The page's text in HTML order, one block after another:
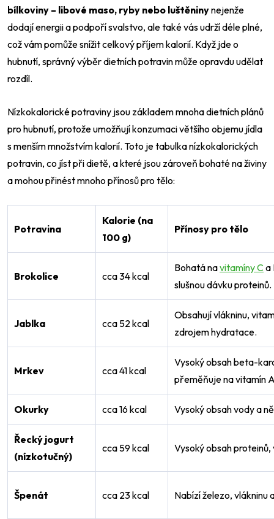
bílkoviny – libové maso, ryby nebo luštěninynejenže
dodají energii a podpoří svalstvo, ale také vás udrží déle plné,
což vám pomůže snížit celkový příjem kalorií. Když jde o
hubnutí, správný výběr dietních potravin může opravdu udělat
rozdíl.
Nízkokalorické potraviny jsou základem mnoha dietních plánů
pro hubnutí, protože umožňují konzumaci většího objemu jídla
s menším množstvím kalorií. Toto je tabulka nízkokalorických
potravin, co jíst při dietě, a které jsou zároveň bohaté na živiny
a mohou přinést mnoho přínosů pro tělo:
Potravina
Kalorie (na
100 g)
Přínosy pro tělo
Brokolice cca 34 kcal
Bohatá navitamíny C a
slušnou dávku proteinů.
Jablka cca 52 kcal
Obsahují vlákninu,
zdrojem hydratace.
Mrkev cca 41 kcal
Vysoký obsah beta-
přeměňuje na vitamín
Okurky cca 16 kcal Vysoký obsah vody a
Řecký jogurt
(nízkotučný)
cca 59 kcal Vysoký obsah
Špenát cca 23 kcal Nabízí železo, vlákninu